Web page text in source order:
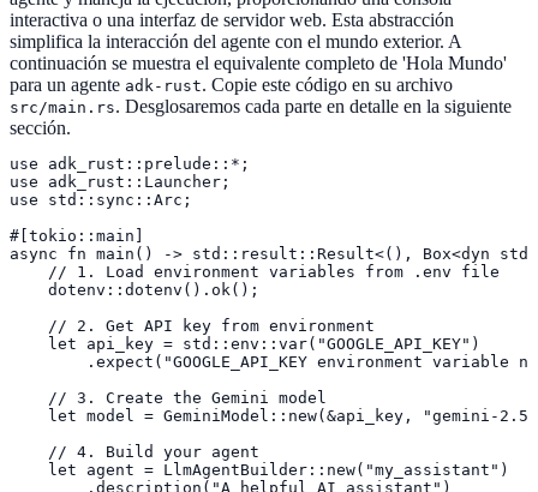
interactiva o una interfaz de servidor web. Esta abstracción
simplifica la interacción del agente con el mundo exterior. A
continuación se muestra el equivalente completo de 'Hola Mundo'
para un agente adk-rust. Copie este código en su archivo
src/main.rs. Desglosaremos cada parte en detalle en la siguiente
sección.
use adk_rust::prelude::*;
use adk_rust::Launcher;
use std::sync::Arc;
#[tokio::main]
async fn main() -> std::result::Result<(), Box<dyn
    // 1. Load environment variables from .env file
    dotenv::dotenv().ok();
    // 2. Get API key from environment
    let api_key = std::env::var("GOOGLE_API_KEY")
.expect("GOOGLE_API_KEY environment variable
    // 3. Create the Gemini model
let model = GeminiModel::new(&api_key, "gemini-
    // 4. Build your agent
    let agent = LlmAgentBuilder::new("my_assistant")
        .description("A helpful AI assistant")